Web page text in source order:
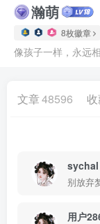
瀚萌
8枚徽章
像孩子一样，永远
文章48596
sychal
别放弃
用户